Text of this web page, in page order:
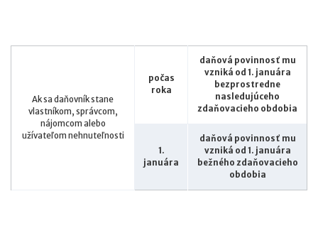
Ak sa daňovník stane
vlastníkom, správcom,
nájomcom alebo
užívateľom nehnuteľnosti
počas
roka
daňová povinnosť mu
vzniká od 1. januára
bezprostredne
nasledujúceho
zdaňovacieho obdobia
1.
januára
daňová povinnosť mu
vzniká od 1. januára
bežného zdaňovacieho
obdobia